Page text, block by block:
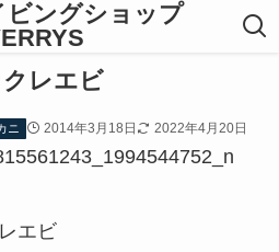
ビングショップ
レエビ
ニ 2014年3月18日 2022年4月20日
エビ